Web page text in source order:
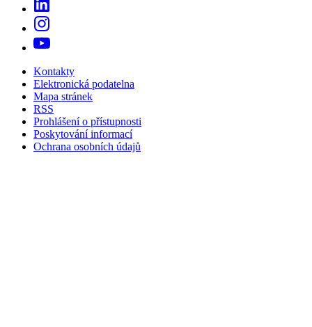
Kontakty
Elektronická podatelna
Mapa stránek
RSS
Prohlášení o přístupnosti
Poskytování informací
Ochrana osobních údajů